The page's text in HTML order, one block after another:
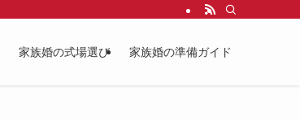
家族婚の式場選び 家族婚の準備ガイド